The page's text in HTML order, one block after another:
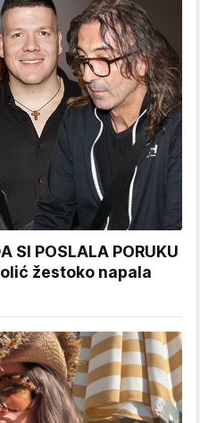
SI POSLALA PORUKU
žestoko napala